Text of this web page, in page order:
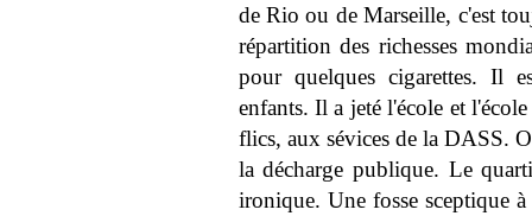
de Rio ou de Marseille, c'est
répartition des richesses
pour quelques cigarettes. Il
enfants. Il a jeté l'école et
flics, aux sévices de la DASS.
la décharge publique. Le
ironique. Une fosse sceptique